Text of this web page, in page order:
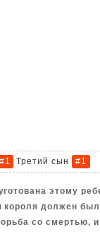
#1 Третий сын #1
этому
короля должен
со смертью,